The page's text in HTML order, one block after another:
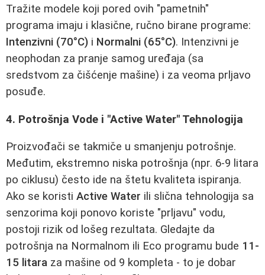
Tražite modele koji pored ovih "pametnih"
programa imaju i klasične, ručno birane programe:
Intenzivni (70°C) i Normalni (65°C). Intenzivni je
neophodan za pranje samog uređaja (sa
sredstvom za čišćenje mašine) i za veoma prljavo
posuđe.
4. Potrošnja Vode i "Active Water" Tehnologija
Proizvođači se takmiče u smanjenju potrošnje.
Međutim, ekstremno niska potrošnja (npr. 6-9 litara
po ciklusu) često ide na štetu kvaliteta ispiranja.
Ako se koristi Active Water ili slična tehnologija sa
senzorima koji ponovo koriste "prljavu" vodu,
postoji rizik od lošeg rezultata. Gledajte da
potrošnja na Normalnom ili Eco programu bude 11-
15 litara za mašine od 9 kompleta - to je dobar